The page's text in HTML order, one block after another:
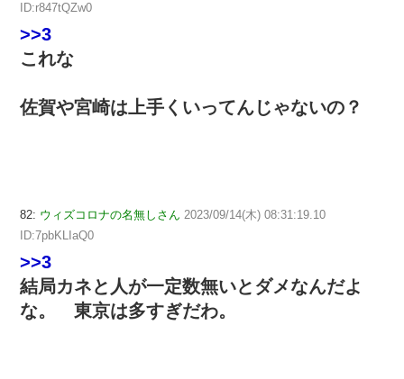
ID:r847tQZw0
>>3
これな
佐賀や宮崎は上手くいってんじゃないの？
82: ウィズコロナの名無しさん 2023/09/14(木) 08:31:19.10
ID:7pbKLIaQ0
>>3
結局カネと人が一定数無いとダメなんだよ
な。 東京は多すぎだわ。